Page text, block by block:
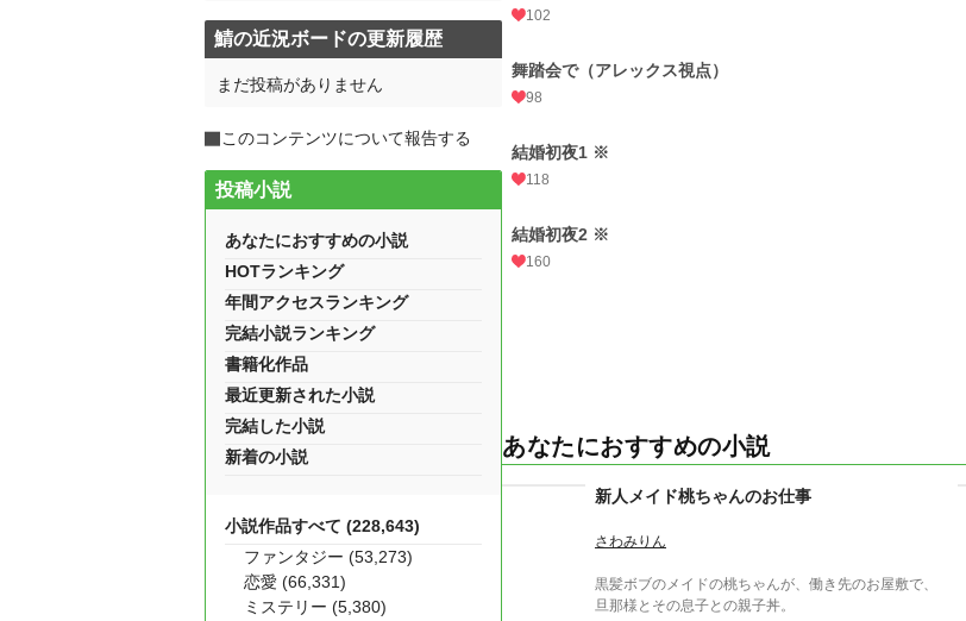
102
舞踏会で（アレックス視点）
98
結婚初夜1 ※
118
結婚初夜2 ※
160
あなたにおすすめの小説
新人メイド桃ちゃんのお仕事
さわみりん
黒髪ボブのメイドの桃ちゃんが、働き先のお屋敷で、
旦那様とその息子との親子丼。
鯖の近況ボードの更新履歴
まだ投稿がありません
このコンテンツについて報告する
投稿小説
あなたにおすすめの小説
HOTランキング
年間アクセスランキング
完結小説ランキング
書籍化作品
最近更新された小説
完結した小説
新着の小説
小説作品すべて (228,643)
ファンタジー (53,273)
恋愛 (66,331)
ミステリー (5,380)